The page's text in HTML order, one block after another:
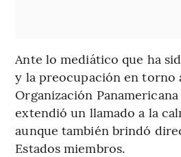
Ante lo mediático que ha
y la preocupación en torno
Organización Panamericana
extendió un llamado a la
aunque también brindó
Estados miembros.